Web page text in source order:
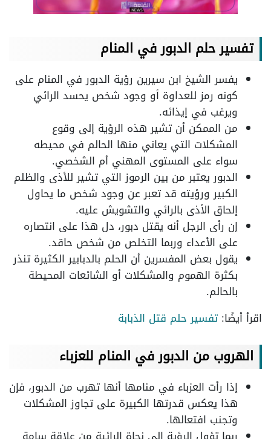
تفسير حلم الدبور في المنام
يفسر الشيخ ابن سيرين رؤية الدبور في المنام على
كونه رمز للعداوة أو وجود شخص يحسد الرائي
ويرغب في إيذائه.
من الممكن أن تشير هذه الرؤية إلى وقوع
المشكلات التي يعاني منها الحالم في محيطه
سواء على المستوى المهني أم الشخصي.
الدبور يعتبر من بين الرموز التي تشير للأذى والظلم
الكبير ورؤيته قد تعبر عن وجود شخص ما يحاول
إلحاق الأذى بالرائي والتشويش عليه.
إن رأى الرجل أنه يقتل دبور، دل هذا على انتصاره
على الأعداء وربما التخلص من شخص حاقد.
يقول بعض المفسرين أن الحلم بالدبابير الكثيرة تنذر
بكثرة الهموم والمشكلات أو الشائعات المحيطة
بالحالم.
اقرأ أيضًا:تفسير حلم قتل الذبابة
الهروب من الدبور في المنام للعزباء
إذا رأت العزباء في منامها أنها تهرب من الدبور، فإن
هذا يعكس قدرتها الكبيرة على تجاوز المشكلات
وتجنب افتعالها.